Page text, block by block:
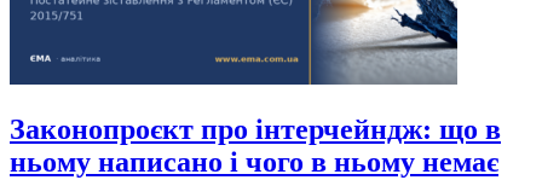
Законопроєкт про інтерчейндж: що в
ньому написано і чого в ньому немає